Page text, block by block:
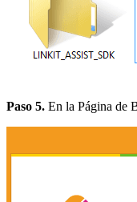
Paso 5. En la Página de